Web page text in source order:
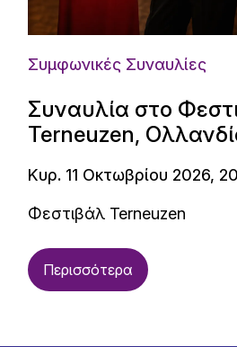
Συμφωνικές Συναυλίες
Συναυλία στο
Terneuzen,
Κυρ. 11 Οκτωβρίου 2026,
Φεστιβάλ Terneuzen
Περισσότερα